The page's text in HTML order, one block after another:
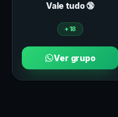
Vale tudo 🔞
+18
Ver grupo